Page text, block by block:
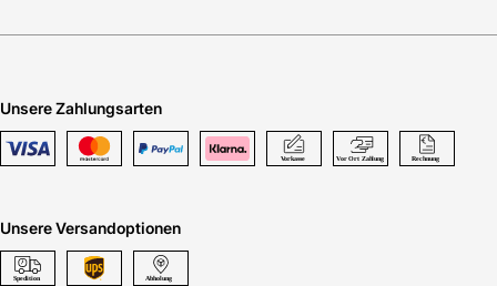
Unsere Zahlungsarten
Unsere Versandoptionen